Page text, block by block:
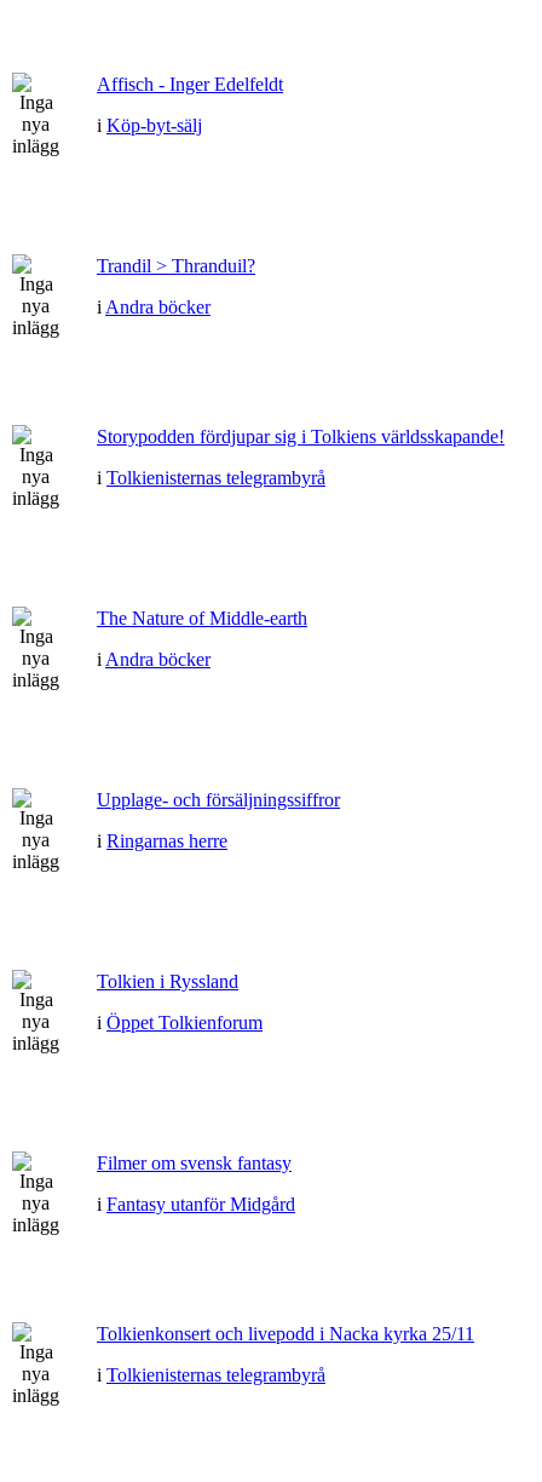
Affisch - Inger Edelfeldt
i Köp-byt-sälj
Trandil > Thranduil?
i Andra böcker
Storypodden fördjupar sig i Tolkiens världsskapande!
i Tolkienisternas telegrambyrå
The Nature of Middle-earth
i Andra böcker
Upplage- och försäljningssiffror
i Ringarnas herre
Tolkien i Ryssland
i Öppet Tolkienforum
Filmer om svensk fantasy
i Fantasy utanför Midgård
Tolkienkonsert och livepodd i Nacka kyrka 25/11
i Tolkienisternas telegrambyrå